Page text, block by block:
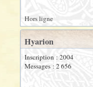
Hors ligne
Hyarion
Inscription : 2004
Messages : 2 656